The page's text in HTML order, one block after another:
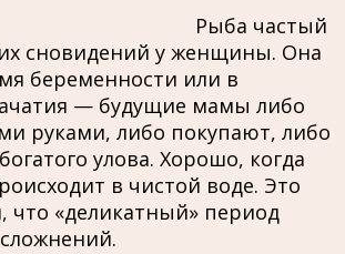
Рыба частый
сновидений у женщины. Она
беременности или в
— будущие мамы либо
руками, либо покупают, либо
улова. Хорошо, когда
в чистой воде. Это
что «деликатный» период